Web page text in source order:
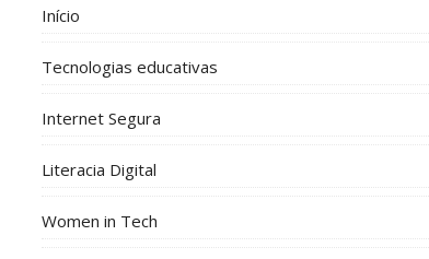
Início
Tecnologias educativas
Internet Segura
Literacia Digital
Women in Tech